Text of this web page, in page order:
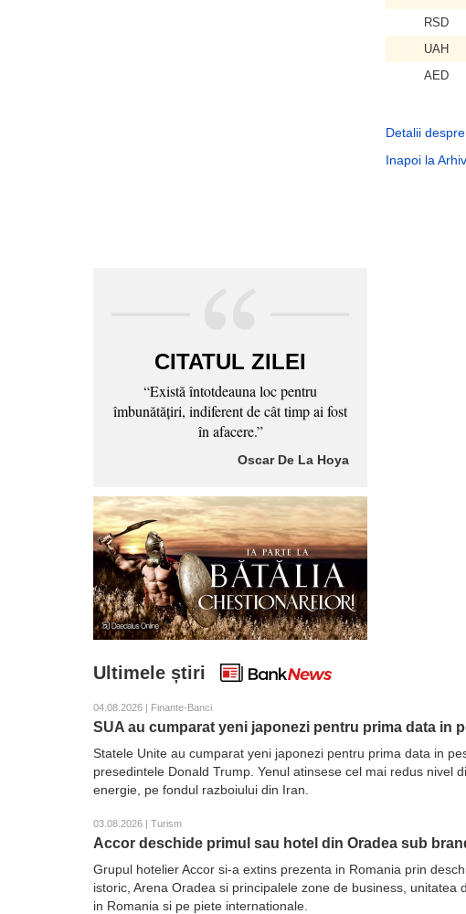
CITATUL ZILEI
“Există întotdeauna loc pentru
îmbunătăţiri, indiferent de cât timp ai fost
în afacere.”
Oscar De La Hoya
RSD
UAH
AED
Detalii
Inapoi la
Ultimele știri
04.08.2026 | Finante-Banci
SUA au cumparat yeni japonezi pentru prima data in
Statele Unite au cumparat yeni japonezi pentru prima data in
presedintele Donald Trump. Yenul atinsese cel mai redus
energie, pe fondul razboiului din Iran.
03.08.2026 | Turism
Accor deschide primul sau hotel din Oradea sub
Grupul hotelier Accor si-a extins prezenta in Romania prin
istoric, Arena Oradea si principalele zone de business,
in Romania si pe piete internationale.